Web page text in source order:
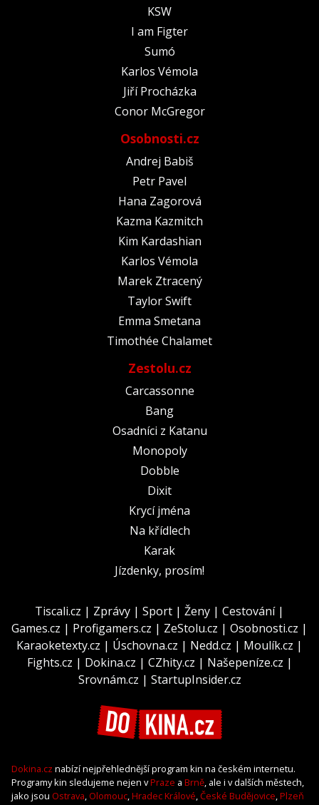
KSW
I am Figter
Sumó
Karlos Vémola
Jiří Procházka
Conor McGregor
Osobnosti.cz
Andrej Babiš
Petr Pavel
Hana Zagorová
Kazma Kazmitch
Kim Kardashian
Karlos Vémola
Marek Ztracený
Taylor Swift
Emma Smetana
Timothée Chalamet
Zestolu.cz
Carcassonne
Bang
Osadníci z Katanu
Monopoly
Dobble
Dixit
Krycí jména
Na křídlech
Karak
Jízdenky, prosím!
Tiscali.cz | Zprávy | Sport | Ženy | Cestování|
Games.cz | Profigamers.cz | ZeStolu.cz | Osobnosti.cz |
Karaoketexty.cz | Úschovna.cz | Nedd.cz | Moulík.cz |
Fights.cz | Dokina.cz | CZhity.cz | Našepeníze.cz |
Srovnám.cz | StartupInsider.cz
Dokina.cz nabízí nejpřehlednější program kin na českém internetu.
Programy kin sledujeme nejen vPraze a Brně, ale i v dalších městech,
jako jsou Ostrava, Olomouc,Hradec Králové,České Budějovice,Plzeň